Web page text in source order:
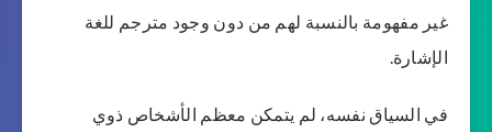
غير مفهومة بالنسبة لهم من دون وجود مترجم للغة
الإشارة.
في السياق نفسه، لم يتمكن معظم الأشخاص ذوي